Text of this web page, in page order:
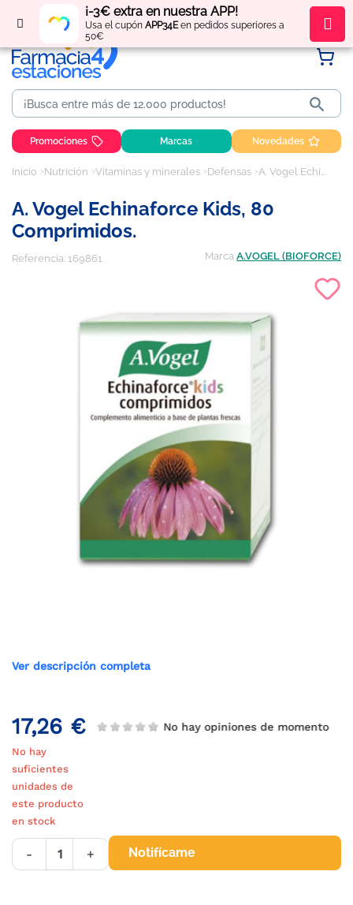
¡-3€ extra en nuestra APP!
Usa el cupón APP34Een pedidos superiores a
50€
Regístratey obténpuntos por tus compras

Promociones Marcas Novedades
Inicio Nutrición Vitaminas y minerales Defensas A. Vogel Echinaforce Kids, 80 Comprimidos.
A. Vogel Echinaforce Kids, 80
Comprimidos.
Referencia: 169861 Marca A.VOGEL (BIOFORCE)
Ver descripción completa
17,26 € No hay opiniones de momento
No hay
suficientes
unidades de
este producto
en stock
- + Notifícame